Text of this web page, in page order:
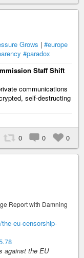
Grows | #europe
#paradox
Staff Shift
communications
self-destructing
0 0 0
Report with Damning
eu-censorship-
against the EU